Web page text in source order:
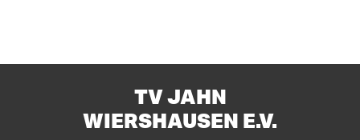
TV JAHN
WIERSHAUSEN E.V.